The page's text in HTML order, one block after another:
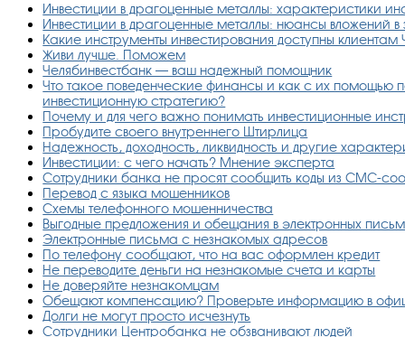
Инвестиции в драгоценные металлы: характеристики
Инвестиции в драгоценные металлы: нюансы вложений
Какие инструменты инвестирования доступны клиентам
Живи лучше. Поможем
Челябинвестбанк — ваш надежный помощник
Что такое поведенческие финансы и как с их помощью
инвестиционную стратегию?
Почему и для чего важно понимать инвестиционные
Пробудите своего внутреннего Штирлица
Надежность, доходность, ликвидность и другие
Инвестиции: с чего начать? Мнение эксперта
Сотрудники банка не просят сообщить коды из СМС-
Перевод с языка мошенников
Схемы телефонного мошенничества
Выгодные предложения и обещания в электронных
Электронные письма с незнакомых адресов
По телефону сообщают, что на вас оформлен кредит
Не переводите деньги на незнакомые счета и карты
Не доверяйте незнакомцам
Обещают компенсацию? Проверьте информацию в
Долги не могут просто исчезнуть
Сотрудники Центробанка не обзванивают людей